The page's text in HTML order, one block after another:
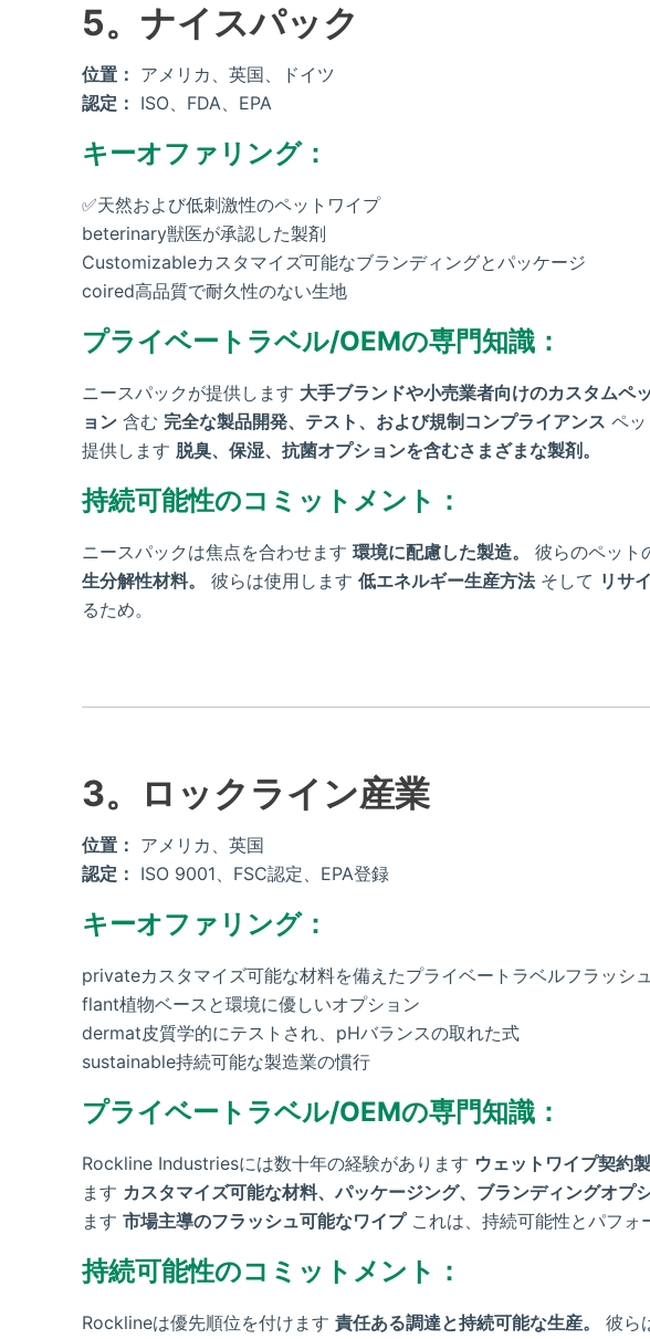
5。ナイスパック
位置： アメリカ、英国、ドイツ
認定： ISO、FDA、EPA
キーオファリング：
✅天然および低刺激性のペットワイプ
beterinary獣医が承認した製剤
Customizableカスタマイズ可能なブランディングとパッケージ
coired高品質で耐久性のない生地
プライベートラベル/OEMの専門知識：
ニースパックが提供します 大手ブランドや小売業者向けのカスタムペ
ョン 含む 完全な製品開発、テスト、および規制コンプライアンス ペ
提供します 脱臭、保湿、抗菌オプションを含むさまざまな製剤。
持続可能性のコミットメント：
ニースパックは焦点を合わせます 環境に配慮した製造。 彼らのペット
生分解性材料。
彼らは使用します 低エネルギー生産方法そして リサ
るため。
3。ロックライン産業
位置： アメリカ、英国
認定： ISO 9001、FSC認定、EPA登録
キーオファリング：
privateカスタマイズ可能な材料を備えたプライベートラベルフラッシ
flant植物ベースと環境に優しいオプション
dermat皮質学的にテストされ、pHバランスの取れた式
sustainable持続可能な製造業の慣行
プライベートラベル/OEMの専門知識：
Rockline Industriesには数十年の経験があります ウェットワイプ契約製
ます カスタマイズ可能な材料、パッケージング、ブランディングオプシ
ます 市場主導のフラッシュ可能なワイプこれは、持続可能性とパフォ
持続可能性のコミットメント：
Rocklineは優先順位を付けます 責任ある調達と持続可能な生産。 彼ら